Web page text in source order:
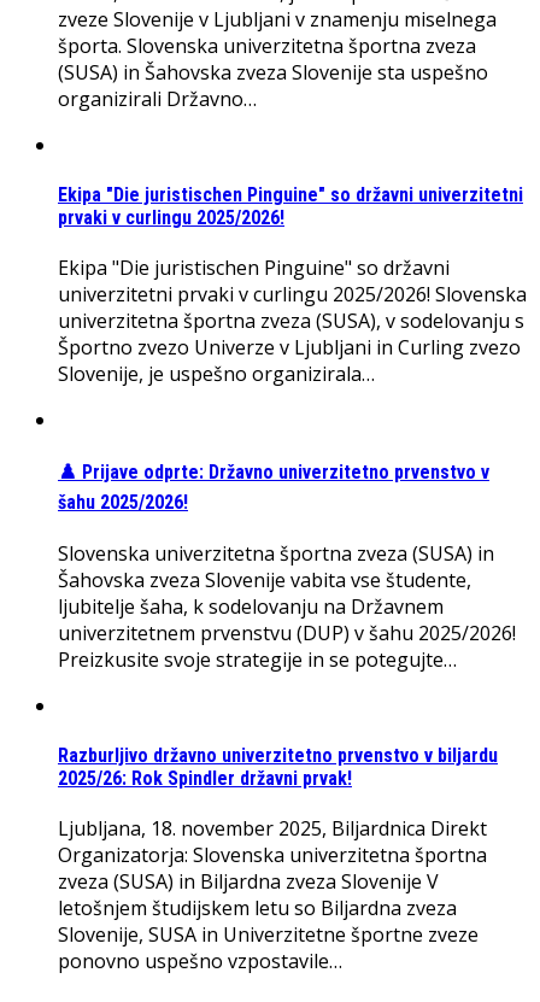
zveze Slovenije v Ljubljani v znamenju miselnega
športa. Slovenska univerzitetna športna zveza
(SUSA) in Šahovska zveza Slovenije sta uspešno
organizirali Državno…
Ekipa "Die juristischen Pinguine" so državni univerzitetni
prvaki v curlingu 2025/2026!
Ekipa "Die juristischen Pinguine" so državni
univerzitetni prvaki v curlingu 2025/2026! Slovenska
univerzitetna športna zveza (SUSA), v sodelovanju s
Športno zvezo Univerze v Ljubljani in Curling zvezo
Slovenije, je uspešno organizirala…
♟️ Prijave odprte: Državno univerzitetno prvenstvo v
šahu 2025/2026!
Slovenska univerzitetna športna zveza (SUSA) in
Šahovska zveza Slovenije vabita vse študente,
ljubitelje šaha, k sodelovanju na Državnem
univerzitetnem prvenstvu (DUP) v šahu 2025/2026!
Preizkusite svoje strategije in se potegujte…
Razburljivo državno univerzitetno prvenstvo v biljardu
2025/26: Rok Spindler državni prvak!
Ljubljana, 18. november 2025, Biljardnica Direkt
Organizatorja: Slovenska univerzitetna športna
zveza (SUSA) in Biljardna zveza Slovenije V
letošnjem študijskem letu so Biljardna zveza
Slovenije, SUSA in Univerzitetne športne zveze
ponovno uspešno vzpostavile…